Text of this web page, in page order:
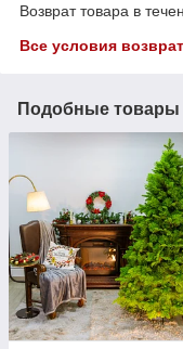
Возврат товара в
Все условия
Подобные товары